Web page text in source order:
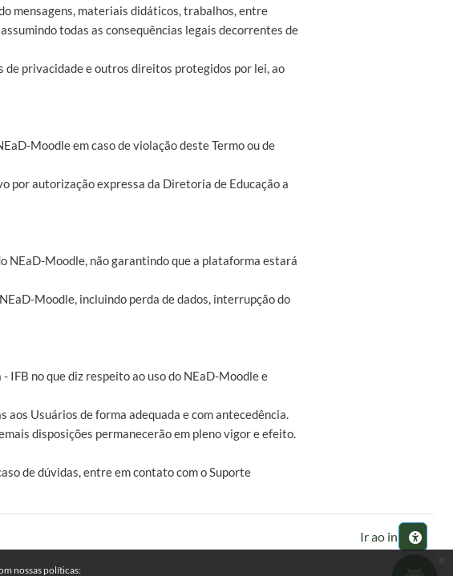
nossas políticas:
mensagens, materiais didáticos, trabalhos, entre
todas as consequências legais decorrentes de
privacidade e outros direitos protegidos por lei, ao
Moodle em caso de violação deste Termo ou de
por autorização expressa da Diretoria de Educação a
NEaD-Moodle, não garantindo que a plataforma estará
Moodle, incluindo perda de dados, interrupção do
no que diz respeito ao uso do NEaD-Moodle e
Usuários de forma adequada e com antecedência.
disposições permanecerão em pleno vigor e efeito.
de dúvidas, entre em contato com o Suporte
Ir ao início